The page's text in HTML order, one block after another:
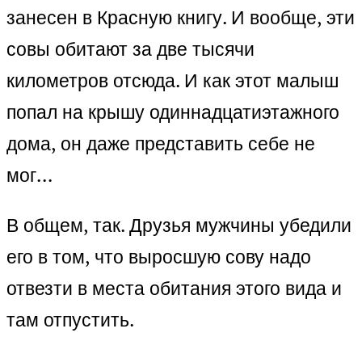
занесен в Красную книгу. И вообще, эти
совы обитают за две тысячи
километров отсюда. И как этот малыш
попал на крышу одиннадцатиэтажного
дома, он даже представить себе не
мог…
В общем, так. Друзья мужчины убедили
его в том, что выросшую сову надо
отвезти в места обитания этого вида и
там отпустить.